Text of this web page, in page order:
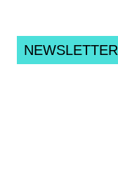
NEWSLETTER